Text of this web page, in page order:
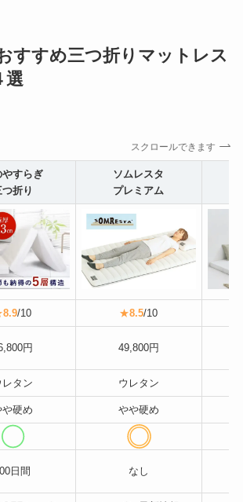
すすめ三つ折りマットレス
選
スクロールできます
やすらぎ
つ折り
ソムレスタ
プレミアム
8.9/10 ★8.5/10
円 49,800円
レタン ウレタン
や硬め やや硬め
日間 なし